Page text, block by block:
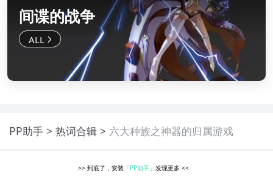
间谍的战争
PP助手 热词合辑 六大种族之神器的归属游戏
>> 到底了，安装 「PP助手」发现更多<<